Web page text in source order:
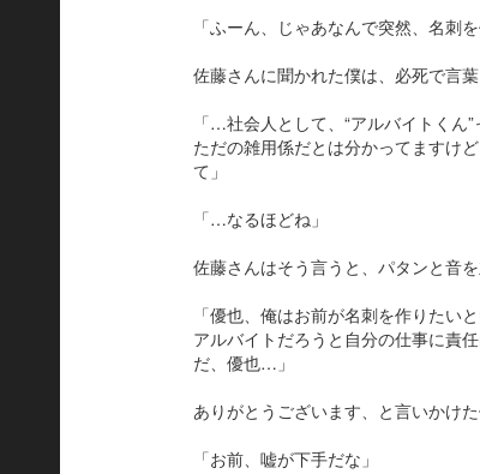
「ふーん、じゃあなんで突然、名刺
佐藤さんに聞かれた僕は、必死で言葉
「…社会人として、“アルバイトく
ただの雑用係だとは分かってますけ
て」
「…なるほどね」
佐藤さんはそう言うと、パタンと音
「優也、俺はお前が名刺を作りたい
アルバイトだろうと自分の仕事に責
だ、優也…」
ありがとうございます、と言いかけ
「お前、嘘が下手だな」